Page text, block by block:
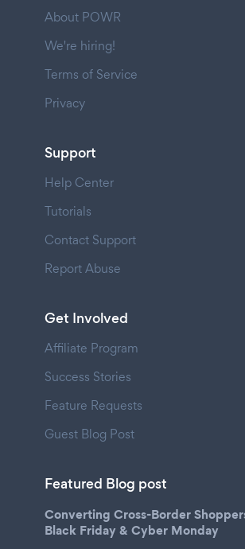
About POWR
We're hiring!
Terms of Service
Privacy
Support
Help Center
Tutorials
Contact Support
Report Abuse
Get Involved
Affiliate Program
Success Stories
Feature Requests
Guest Blog Post
Featured Blog post
Converting Cross-Border
Black Friday & Cyber Monday